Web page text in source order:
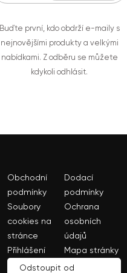
Buďte první, kdo obdrží e-maily s
nejnovějšími produkty a velkými
nabídkami. Z odběru se můžete
kdykoli odhlásit.
Obchodní
podmínky
Dodací
podmínky
Soubory
cookies na
stránce
Ochrana
osobních
údajů
Přihlášení
Mapa stránky
Odstoupit od